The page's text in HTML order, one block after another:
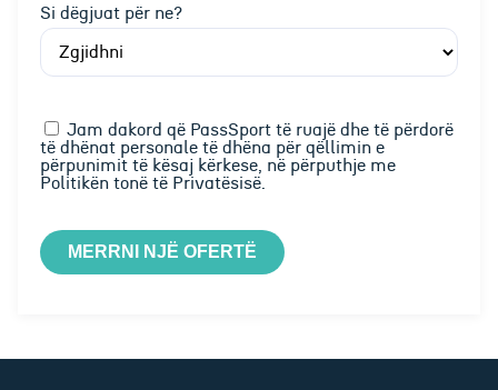
Si dëgjuat për ne?
Jam dakord që PassSport të ruajë dhe të përdorë
të dhënat personale të dhëna për qëllimin e
përpunimit të kësaj kërkese, në përputhje me
Politikën tonë të Privatësisë.
MERRNI NJË OFERTË